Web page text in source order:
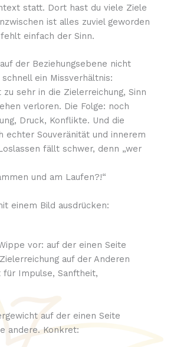
statt. Dort hast du viele Ziele
ist alles zuviel geworden
einfach der Sinn.
der Beziehungsebene nicht
ein Missverhältnis:
zu sehr in die Zielerreichung, Sinn
verloren. Die Folge: noch
Druck, Konflikte. Und die
echter Souveränität und innerem
fällt schwer, denn „wer
und am Laufen?!“
einem Bild ausdrücken:
vor: auf der einen Seite
auf der Anderen
Impulse, Sanftheit,
auf der einen Seite
andere. Konkret: